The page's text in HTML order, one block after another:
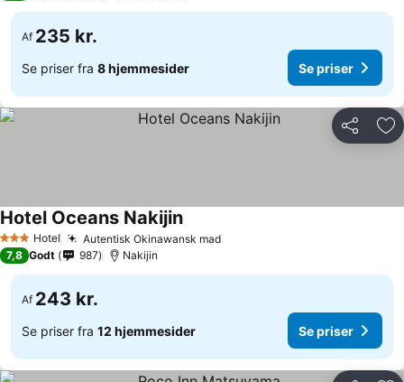
Af 235 kr.
Se priser fra 8 hjemmesider Se priser
Del
3 StjernerHotel Autentisk Okinawansk madSe priser
Hotel Oceans NakijinSe priser
7,8 Godt 987 Nakijin
Af 243 kr.
Se priser fra 12 hjemmesider Se priser